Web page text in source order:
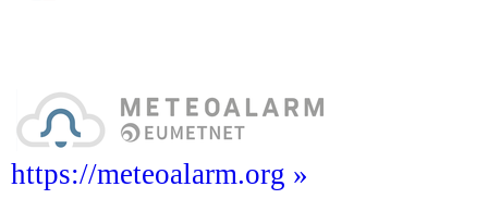
https://meteoalarm.org »